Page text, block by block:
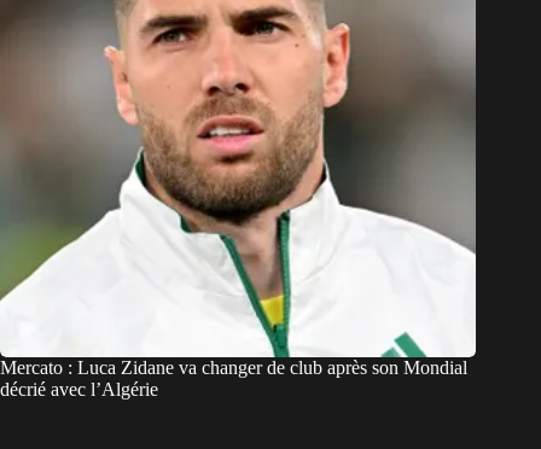
Mercato : Luca Zidane va changer de club après son Mondial
décrié avec l’Algérie